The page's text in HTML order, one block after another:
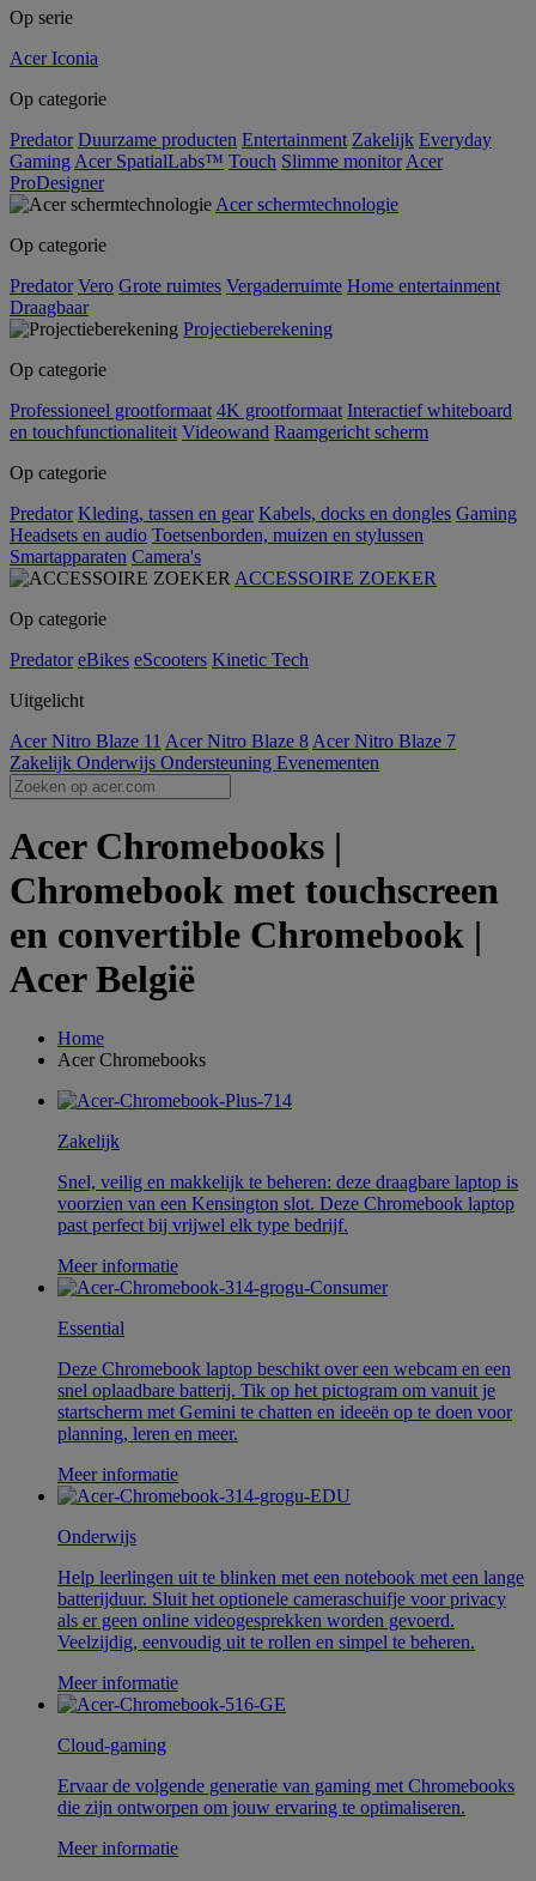
Op serie
Acer Iconia
Op categorie
Predator Duurzame producten Entertainment Zakelijk Everyday
Gaming Acer SpatialLabs™ Touch Slimme monitor Acer
ProDesigner
Acer schermtechnologie
Op categorie
Predator Vero Grote ruimtes Vergaderruimte Home entertainment
Draagbaar
Projectieberekening
Op categorie
Professioneel grootformaat 4K grootformaat Interactief whiteboard
en touchfunctionaliteit Videowand Raamgericht scherm
Op categorie
Predator Kleding, tassen en gear Kabels, docks en dongles Gaming
Headsets en audio Toetsenborden, muizen en stylussen
Smartapparaten Camera's
ACCESSOIRE ZOEKER
Op categorie
Predator eBikes eScooters Kinetic Tech
Uitgelicht
Acer Nitro Blaze 11 Acer Nitro Blaze 8 Acer Nitro Blaze 7
Zakelijk Onderwijs Ondersteuning Evenementen
Acer Chromebooks |
Chromebook met touchscreen
en convertible Chromebook |
Acer België
Home
Acer Chromebooks
Zakelijk
Snel, veilig en makkelijk te beheren: deze draagbare laptop is
voorzien van een Kensington slot. Deze Chromebook laptop
past perfect bij vrijwel elk type bedrijf.
Meer informatie
Essential
Deze Chromebook laptop beschikt over een webcam en een
snel oplaadbare batterij. Tik op het pictogram om vanuit je
startscherm met Gemini te chatten en ideeën op te doen voor
planning, leren en meer.
Meer informatie
Onderwijs
Help leerlingen uit te blinken met een notebook met een lange
batterijduur. Sluit het optionele cameraschuifje voor privacy
als er geen online videogesprekken worden gevoerd.
Veelzijdig, eenvoudig uit te rollen en simpel te beheren.
Meer informatie
Cloud-gaming
Ervaar de volgende generatie van gaming met Chromebooks
die zijn ontworpen om jouw ervaring te optimaliseren.
Meer informatie